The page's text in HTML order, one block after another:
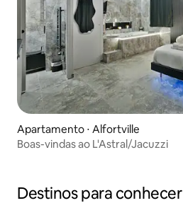
Apartamento ⋅ Alfortville
Boas-vindas ao L'Astral/Jacuzzi
Destinos para conhecer